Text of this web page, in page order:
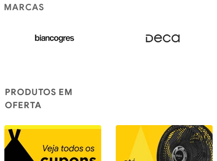
MARCAS
PRODUTOS EM
OFERTA